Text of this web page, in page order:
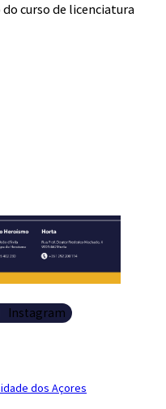
do curso de licenciatura
Instagram
dos Açores